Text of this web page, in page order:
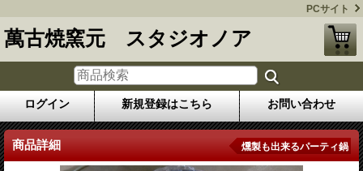
PCサイト
萬古焼窯元 スタジオノア
ログイン 新規登録はこちら お問い合わせ
商品詳細 燻製も出来るパーティ鍋